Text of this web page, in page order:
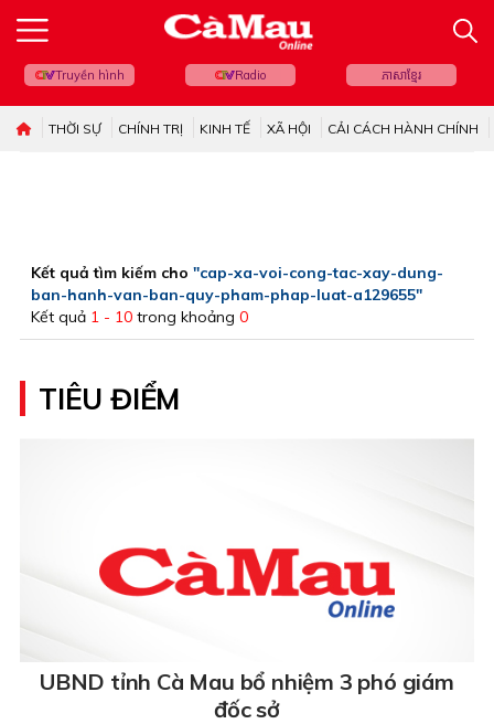
Truyền hình Radio ភាសាខ្មែរ
THỜI SỰ CHÍNH TRỊ KINH TẾ XÃ HỘI CẢI CÁCH HÀNH CHÍNH
Kết quả tìm kiếm cho "cap-xa-voi-cong-tac-xay-dung-
ban-hanh-van-ban-quy-pham-phap-luat-a129655"
Kết quả 1 - 10 trong khoảng 0
TIÊU ĐIỂM
UBND tỉnh Cà Mau bổ nhiệm 3 phó giám
đốc sở